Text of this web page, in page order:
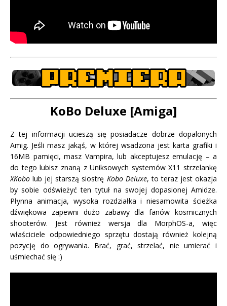
KoBo Deluxe [Amiga]
Z tej informacji ucieszą się posiadacze dobrze dopalonych
Amig. Jeśli masz jakąś, w której wsadzona jest karta grafiki i
16MB pamięci, masz Vampira, lub akceptujesz emulację – a
do tego lubisz znaną z Uniksowych systemów X11 strzelankę
XKobo lub jej starszą siostrę Kobo Deluxe, to teraz jest okazja
by sobie odświeżyć ten tytuł na swojej dopasionej Amidze.
Płynna animacja, wysoka rozdziałka i niesamowita ścieżka
dźwiękowa zapewni dużo zabawy dla fanów kosmicznych
shooterów. Jest również wersja dla MorphOS-a, więc
właściciele odpowiedniego sprzętu dostają również kolejną
pozycję do ogrywania. Brać, grać, strzelać, nie umierać i
uśmiechać się :)